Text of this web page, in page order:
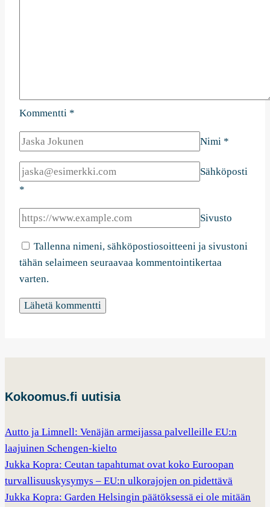
Kommentti *
Nimi *
Sähköposti
*
Sivusto
Tallenna nimeni, sähköpostiosoitteeni ja sivustoni
tähän selaimeen seuraavaa kommentointikertaa
varten.
Kokoomus.fi uutisia
Autto ja Limnell: Venäjän armeijassa palvelleille EU:n
laajuinen Schengen-kielto
Jukka Kopra: Ceutan tapahtumat ovat koko Euroopan
turvallisuuskysymys – EU:n ulkorajojen on pidettävä
Jukka Kopra: Garden Helsingin päätöksessä ei ole mitään